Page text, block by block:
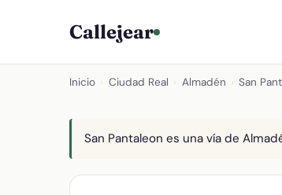
Callejear
Inicio Ciudad Real Almadén San
San Pantaleon es una vía de